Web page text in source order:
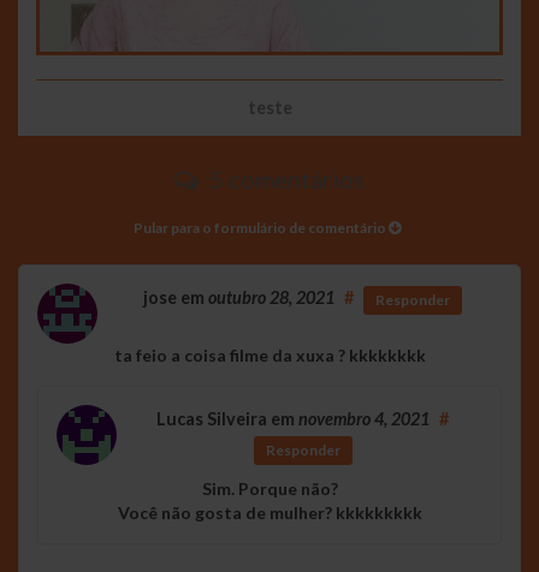
teste
5 comentários
Pular para o formulário de comentário
jose em outubro 28, 2021 # Responder
ta feio a coisa filme da xuxa ? kkkkkkkk
Lucas Silveira em novembro 4, 2021 #
Responder
Sim. Porque não?
Você não gosta de mulher? kkkkkkkkk